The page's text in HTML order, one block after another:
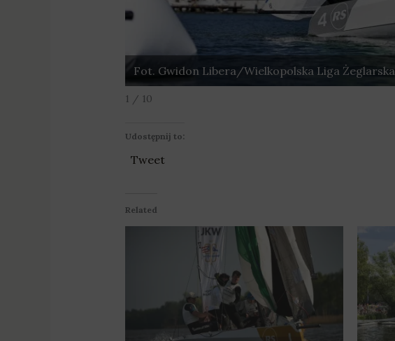
Fot. Gwidon Libera/Wielkopolska Liga Żeglarska
1 / 10
Udostępnij to:
Tweet
Related